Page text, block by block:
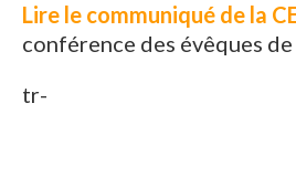
Lire le communiqué de la
conférence des évêques de
tr-